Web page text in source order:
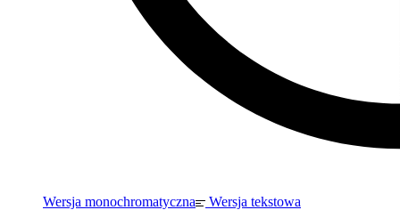
Wersja monochromatyczna Wersja tekstowa